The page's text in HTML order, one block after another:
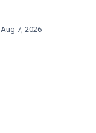
Aug 7, 2026